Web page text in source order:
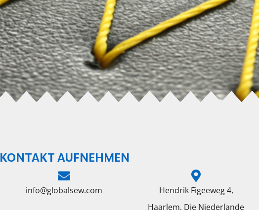
KONTAKT AUFNEHMEN
info@globalsew.com
Hendrik Figeeweg 4,
Haarlem, Die Niederlande